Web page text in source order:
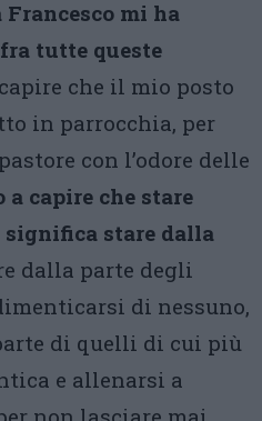
Francesco mi ha
tutte queste
che il mio posto
in parrocchia, per
con l’odore delle
capire che stare
stare dalla
dalla parte degli
di nessuno,
di quelli di cui più
e allenarsi a